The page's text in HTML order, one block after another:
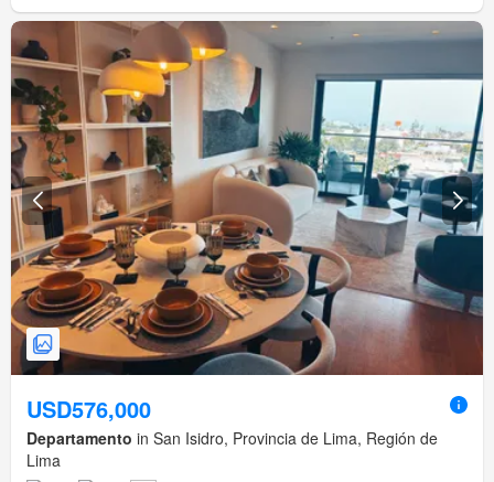
USD576,000
Departamento in San Isidro, Provincia de Lima, Región de
Lima